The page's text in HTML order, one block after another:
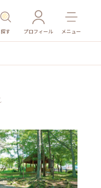
探す プロフィール メニュー
その他施設 ごはん